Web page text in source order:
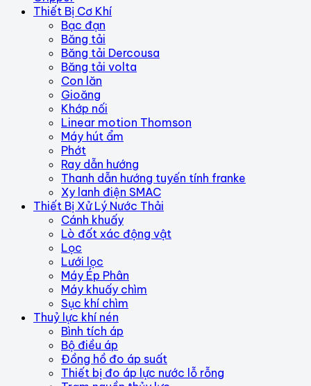
Thiết Bị Cơ Khí
Bạc đạn
Băng tải
Băng tải Dercousa
Băng tải volta
Con lăn
Gioăng
Khớp nối
Linear motion Thomson
Máy hút ẩm
Phớt
Ray dẫn hướng
Thanh dẫn hướng tuyến tính franke
Xy lanh điện SMAC
Thiết Bị Xử Lý Nước Thải
Cánh khuấy
Lò đốt xác động vật
Lọc
Lưới lọc
Máy Ép Phân
Máy khuấy chìm
Sục khí chìm
Thuỷ lực khí nén
Bình tích áp
Bộ điều áp
Đồng hồ đo áp suất
Thiết bị đo áp lực nước lỗ rỗng